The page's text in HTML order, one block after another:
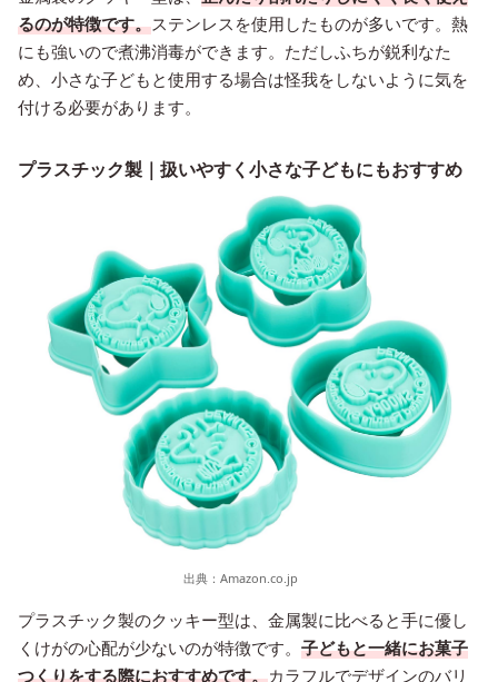
るのが特徴です。ステンレスを使用したものが多いです。熱
にも強いので煮沸消毒ができます。ただしふちが鋭利なた
め、小さな子どもと使用する場合は怪我をしないように気を
付ける必要があります。
プラスチック製｜扱いやすく小さな子どもにもおすすめ
出典： Amazon.co.jp
プラスチック製のクッキー型は、金属製に比べると手に優し
くけがの心配が少ないのが特徴です。 子どもと一緒にお菓子
つくりをする際におすすめです。カラフルでデザインのバリ